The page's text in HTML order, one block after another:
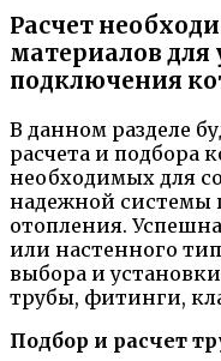
Расчет
материалов для
подключения
В данном разделе
расчета и подбора
необходимых для
надежной системы
отопления.
или настенного
выбора и
трубы, фитинги,
Подбор и расчет